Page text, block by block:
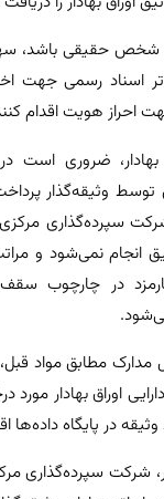
شخص حقیقی باشد،
اسناد رسمی جهت
احراز هویت اقدام
بهادار، ضروری است
توسط وثیقه‌گذار
سپرده‌گذاری
انجام نمی‌شود و
در چارچوب
مدارک مطابق مواد
اوراق بهادار مورد
در پایگاه داده‌ها
شرکت سپرده‌گذاری